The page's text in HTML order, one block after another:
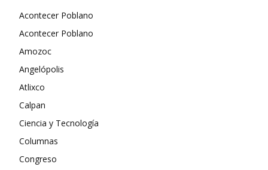
Acontecer Poblano
Acontecer Poblano
Amozoc
Angelópolis
Atlixco
Calpan
Ciencia y Tecnología
Columnas
Congreso